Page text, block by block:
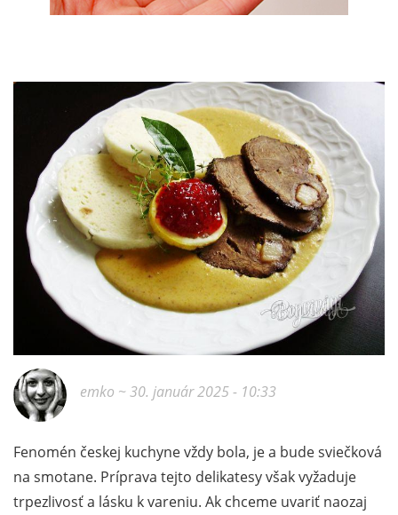
emko ~ 30. január 2025 - 10:33
Fenomén českej kuchyne vždy bola, je a bude sviečková
na smotane. Príprava tejto delikatesy však vyžaduje
trpezlivosť a lásku k vareniu. Ak chceme uvariť naozaj